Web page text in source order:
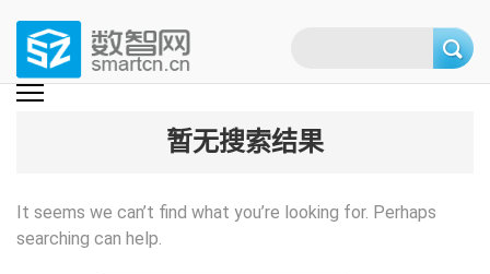
content
(Press
数智网
智能家居第一资讯门户 | 智能家居系统，智能家居产品，智能家居解决方
暂无搜索结果
It seems we can’t find what you’re looking for. Perhaps
searching can help.